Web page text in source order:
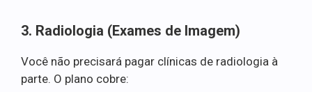
3. Radiologia (Exames de Imagem)
Você não precisará pagar clínicas de radiologia à
parte. O plano cobre: